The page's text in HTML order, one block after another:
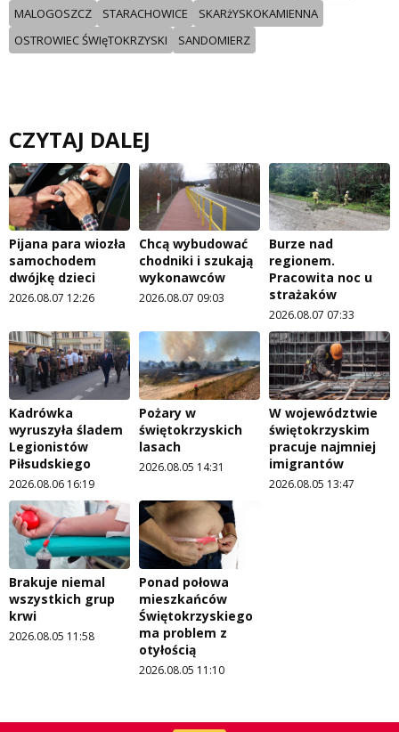
MALOGOSZCZ
STARACHOWICE
SKARżYSKOKAMIENNA
OSTROWIEC ŚWIęTOKRZYSKI
SANDOMIERZ
CZYTAJ DALEJ
Pijana para wiozła
samochodem
dwójkę dzieci
2026.08.07 12:26
Chcą wybudować
chodniki i szukają
wykonawców
2026.08.07 09:03
Burze nad
regionem.
Pracowita noc u
strażaków
2026.08.07 07:33
Kadrówka
wyruszyła śladem
Legionistów
Piłsudskiego
2026.08.06 16:19
Pożary w
świętokrzyskich
lasach
2026.08.05 14:31
W województwie
świętokrzyskim
pracuje najmniej
imigrantów
2026.08.05 13:47
Brakuje niemal
wszystkich grup
krwi
2026.08.05 11:58
Ponad połowa
mieszkańców
Świętokrzyskiego
ma problem z
otyłością
2026.08.05 11:10